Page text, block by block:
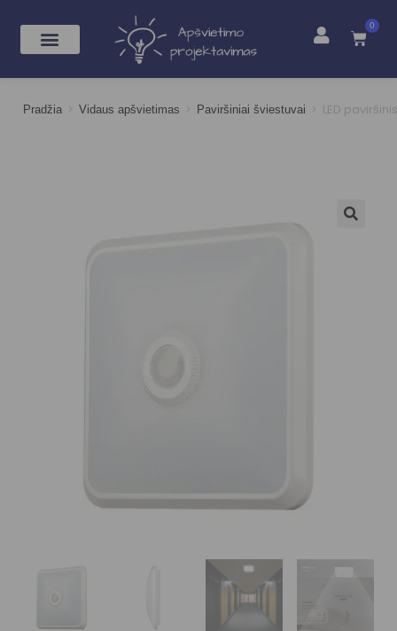
0
Pradžia > Vidaus apšvietimas > Paviršiniai šviestuvai > LED